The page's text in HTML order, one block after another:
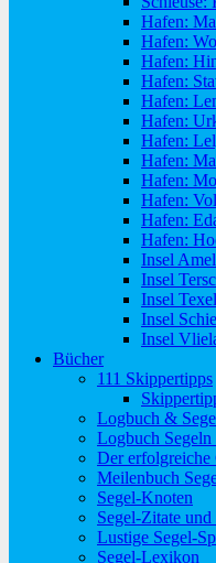
Hafen:
Hafen:
Hafen:
Hafen:
Hafen:
Hafen:
Hafen:
Hafen:
Hafen:
Hafen:
Hafen:
Hafen:
Insel
Insel
Insel Texel
Insel
Insel
Bücher
111 Skippertipps
Logbuch &
Logbuch Segeln
Der erfolgreiche
Meilenbuch
Segel-Knoten
Segel-Zitate
Lustige Segel-
Segel-Lexikon